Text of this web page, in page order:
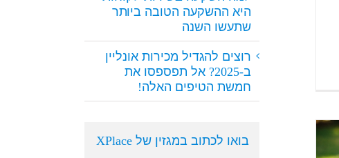
היא ההשקעה הטובה ביותר
שתעשו השנה
רוצים להגדיל מכירות אונליין
ב-2025? אל תפספסו את
חמשת הטיפים האלה!
בואו לכתוב במגזין של XPlace